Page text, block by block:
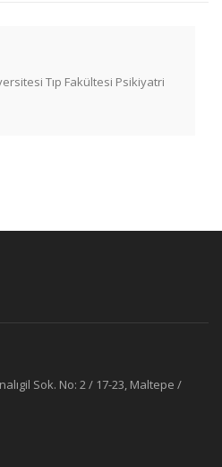
Tıp Fakültesi Psikiyatri
Sok. No: 2 / 17-23, Maltepe /